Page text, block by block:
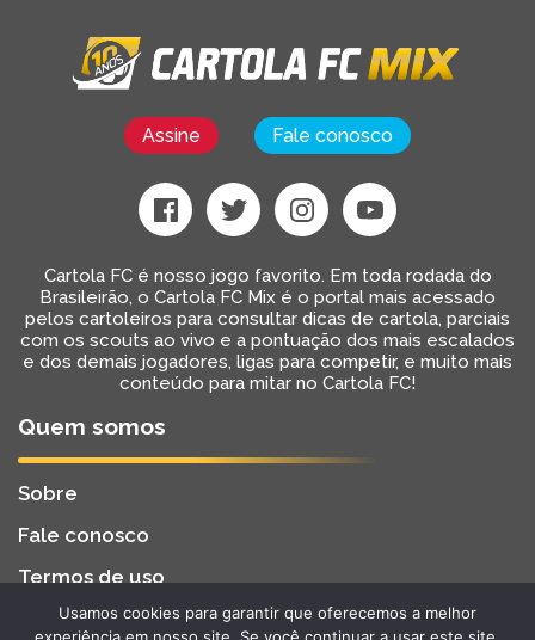
Assine Fale conosco
Cartola FC é nosso jogo favorito. Em toda rodada do
Brasileirão, o Cartola FC Mix é o portal mais acessado
pelos cartoleiros para consultar dicas de cartola, parciais
com os scouts ao vivo e a pontuação dos mais escalados
e dos demais jogadores, ligas para competir, e muito mais
conteúdo para mitar no Cartola FC!
Quem somos
Sobre
Fale conosco
Termos de uso
2022 - Todos os Direitos Reservados
Desenvolvido por BW2 Tecnologia
Usamos cookies para garantir que oferecemos a melhor